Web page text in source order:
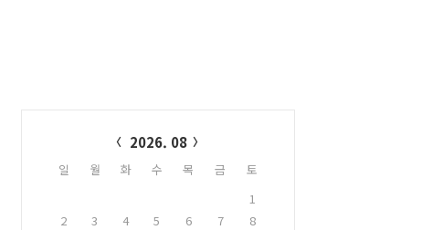
2026. 08
일 월 화 수 목 금
토
1
2
3 4 5 6 7
8